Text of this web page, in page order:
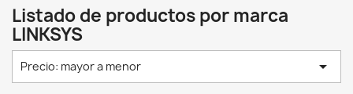
Listado de productos por marca
LINKSYS
Precio: mayor a menor 